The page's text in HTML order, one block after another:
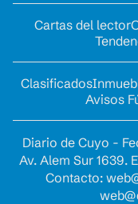
Cartas del lector
Clasificados
Avisos
Diario de Cuyo -
Av. Alem Sur 1639.
Contacto: